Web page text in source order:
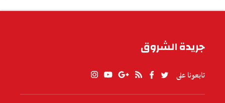
جريدة الشروق
تابعونا على